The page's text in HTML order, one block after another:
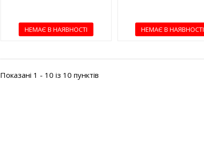
НЕМАЄ В НАЯВНОСТІ НЕМАЄ В НАЯВНОСТІ
Показані 1 - 10 із 10 пунктів